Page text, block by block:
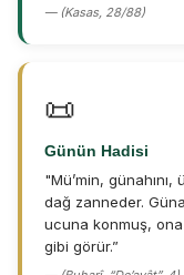
— (Kasas, 28/88)
📜
Günün Hadisi
"Mü’min,
dağ zanneder.
ucuna konmuş,
gibi görür.”